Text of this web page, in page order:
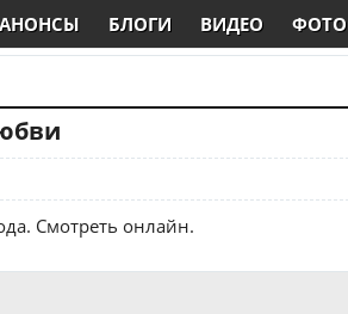
АНОНСЫ БЛОГИ ВИДЕО ФОТО
Смотреть онлайн.